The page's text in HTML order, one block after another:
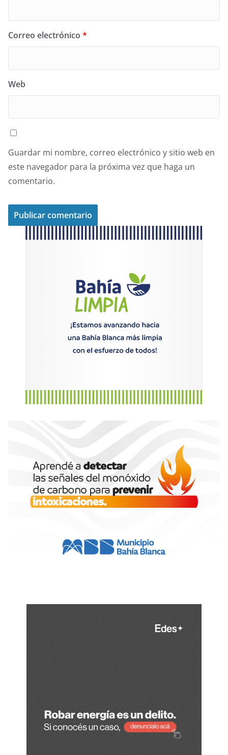
Correo electrónico *
Web
Guardar mi nombre, correo electrónico y sitio web en
este navegador para la próxima vez que haga un
comentario.